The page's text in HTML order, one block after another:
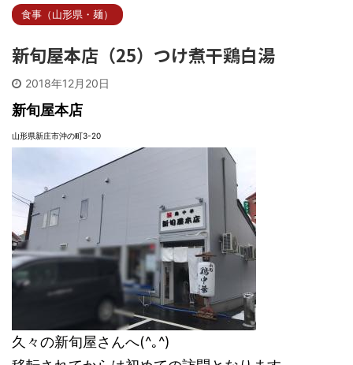
食事（山形県・麺）
新旬屋本店（25）つけ煮干鶏白湯
2018年12月20日
新旬屋本店
山形県新庄市沖の町3-20
久々の新旬屋さんへ(^｡^)